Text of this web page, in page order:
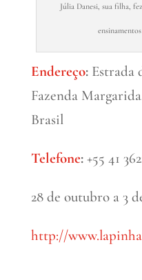
Júlia Danesi, sua filha,
ensinamentos
Endereço: Estrada
Fazenda
Brasil
Telefone: +55 41
28 de outubro a 3
http://